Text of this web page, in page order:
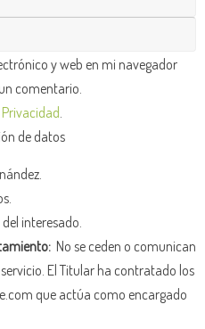
y web en mi navegador
comentario.
.
de datos
interesado.
No se ceden o comunican
El Titular ha contratado los
que actúa como encargado